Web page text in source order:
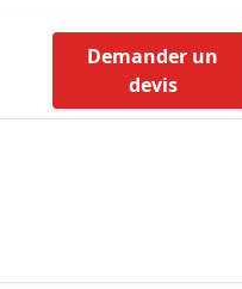
Demander un
devis